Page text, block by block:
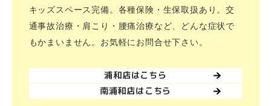
キッズスペース完備。各種保険・生保取扱あり。交
通事故治療・肩こり・腰痛治療など、どんな症状で
もかまいません。お気軽にお問合せ下さい。
浦和店はこちら
南浦和店はこちら